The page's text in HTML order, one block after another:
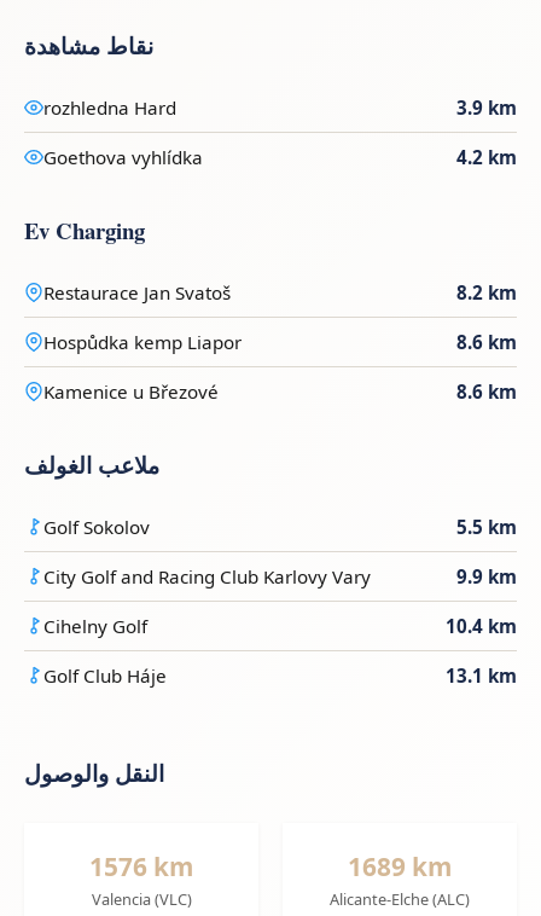
نقاط مشاهدة
rozhledna Hard 3.9 km
Goethova vyhlídka 4.2 km
Ev Charging
Restaurace Jan Svatoš 8.2 km
Hospůdka kemp Liapor 8.6 km
Kamenice u Březové 8.6 km
ملاعب الغولف
Golf Sokolov 5.5 km
City Golf and Racing Club Karlovy Vary 9.9 km
Cihelny Golf 10.4 km
Golf Club Háje 13.1 km
النقل والوصول
1576 km
Valencia (VLC)
1689 km
Alicante-Elche (ALC)